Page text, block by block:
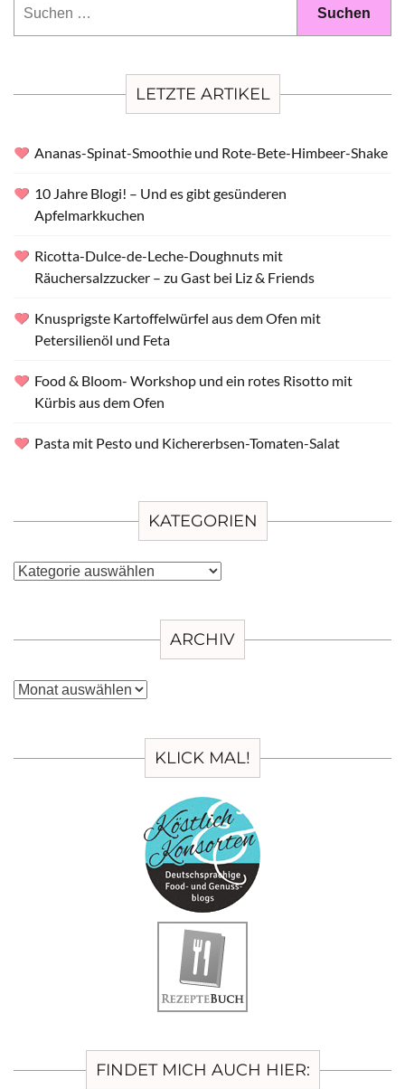
LETZTE ARTIKEL
Ananas-Spinat-Smoothie und Rote-Bete-Himbeer-Shake
10 Jahre Blogi! – Und es gibt gesünderen
Apfelmarkkuchen
Ricotta-Dulce-de-Leche-Doughnuts mit
Räuchersalzzucker – zu Gast bei Liz & Friends
Knusprigste Kartoffelwürfel aus dem Ofen mit
Petersilienöl und Feta
Food & Bloom- Workshop und ein rotes Risotto mit
Kürbis aus dem Ofen
Pasta mit Pesto und Kichererbsen-Tomaten-Salat
KATEGORIEN
Kategorien
ARCHIV
Archiv
KLICK MAL!
FINDET MICH AUCH HIER: